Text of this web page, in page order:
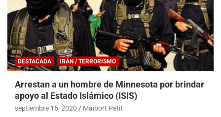
DESTACADA IRÁN / TERRORISMO
Arrestan a un hombre de Minnesota por brindar
apoyo al Estado Islámico (ISIS)
septiembre 16, 2020 Maibort Petit